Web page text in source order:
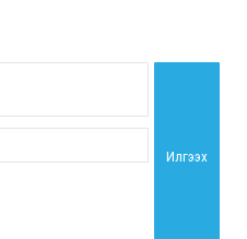
Илгээх